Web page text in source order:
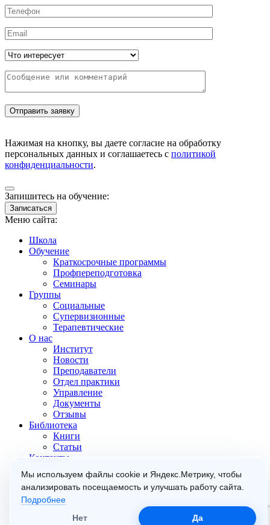
Мы используем файлы cookie и Яндекс.Метрику, чтобы
анализировать посещаемость и улучшать работу сайта.
Подробнее
Нет
Да
Нажимая на кнопку, вы даете согласие на обработку
персональных данных и соглашаетесь с политикой
конфиденциальности.
Запишитесь на обучение:
Записаться
Меню сайта:
Школа
Обучение
Краткосрочные программы
Профпереподготовка
Семинары
Группы
Социальные
Супервизионные
Терапевтические
О нас
Институт
Новости
Преподаватели
Отдел практики
Управление
Документы
Отзывы
Библиотека
Книги
Статьи
Контакты